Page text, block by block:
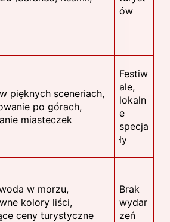
ów
pięknych sceneriach,
po górach,
miasteczek
Festiw
ale,
lokaln
e
specja
ły
w morzu,
kolory liści,
ceny turystyczne
Brak
wydar
zeń